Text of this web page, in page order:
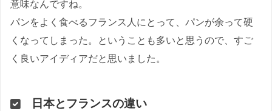
意味なんですね。
パンをよく食べるフランス人にとって、パンが余って硬
くなってしまった。ということも多いと思うので、すご
く良いアイディアだと思いました。
日本とフランスの違い